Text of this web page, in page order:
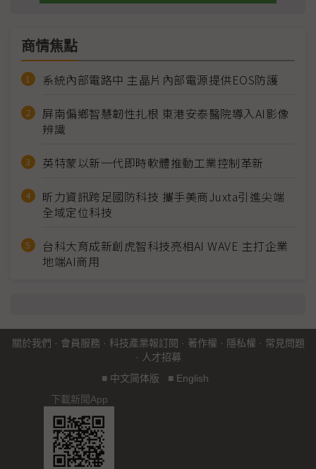
商情焦點
系統內部電路中 主晶片內部電源提供EOS防護
屏南偏鄉智慧韌性扎根 東港安泰醫院導入AI影像
辨識
英特蒙以新一代即時軟體推動工業控制革新
昕力資訊跨足國防科技 攜手美商Juxta引進尖端
全域定位科技
台科大育成新創虎智科技亮相AI WAVE 主打企業
地端AI商用
關於我們 · 會員服務 · 科技產業報訂閱 · 著作權 · 隱私權 · 常見問題
· 人才招募
■ 中文简体版 ■ English
下載新聞App